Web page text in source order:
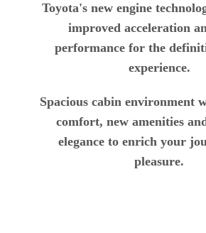
Toyota's new engine
improved acceleration
performance for the
experience.
Spacious cabin environment
comfort, new amenities
elegance to enrich your
pleasure.